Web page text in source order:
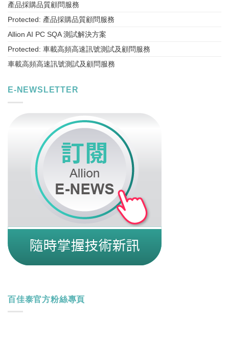
產品採購品質顧問服務
Protected: 產品採購品質顧問服務
Allion AI PC SQA 測試解決方案
Protected: 車載高頻高速訊號測試及顧問服務
車載高頻高速訊號測試及顧問服務
E-NEWSLETTER
百佳泰官方粉絲專頁